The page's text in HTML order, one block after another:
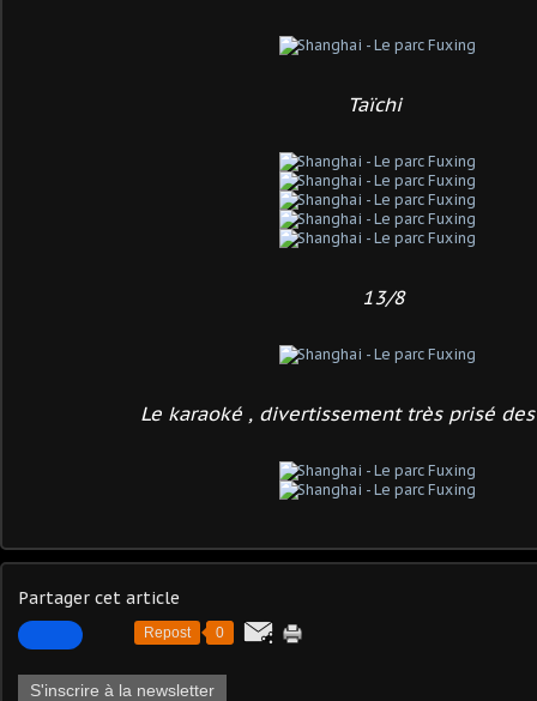
Taïchi
13/8
Le karaoké , divertissement très prisé
Partager cet article
Repost 0
S'inscrire à la newsletter